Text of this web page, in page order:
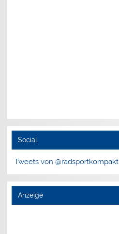
Social
Tweets von @radsportkompakt
Anzeige